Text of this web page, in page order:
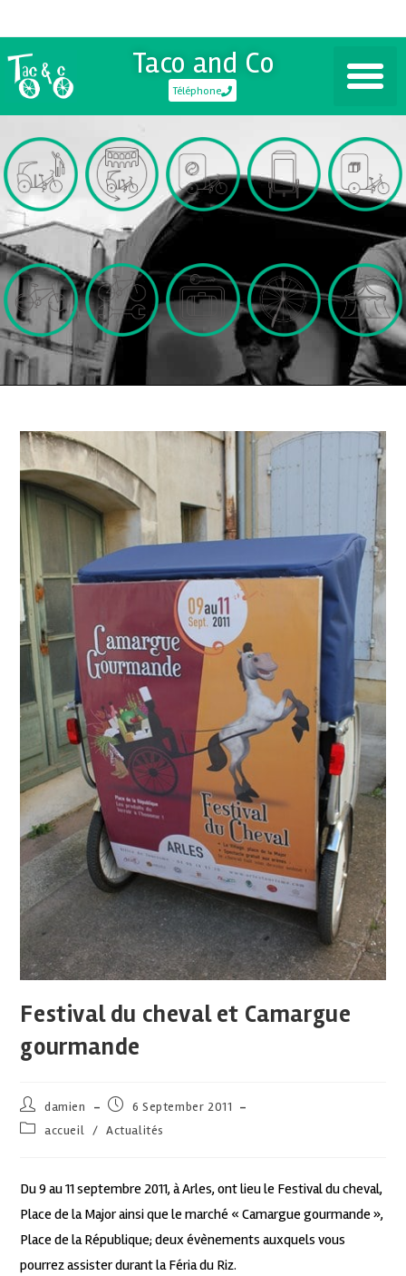
Taco and Co
Téléphone
Festival du cheval et Camargue
gourmande
damien
6 September 2011
accueil / Actualités
Du 9 au 11 septembre 2011, à Arles, ont lieu le Festival du cheval,
Place de la Major ainsi que le marché « Camargue gourmande »,
Place de la République; deux évènements auxquels vous
pourrez assister durant la Féria du Riz.